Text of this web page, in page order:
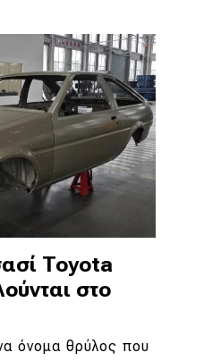
Toyota
στο
όνομα θρύλος που